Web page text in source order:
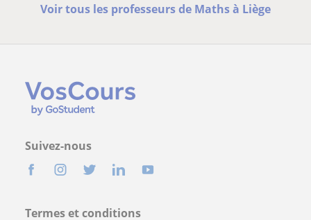
Voir tous les professeurs de Maths à Liège
Suivez-nous
Termes et conditions